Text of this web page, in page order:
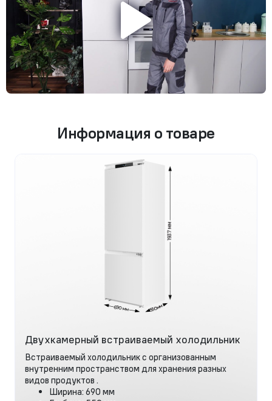
Информация о товаре
Двухкамерный встраиваемый холодильник
Встраиваемый холодильник с организованным
внутренним пространством для хранения разных
видов продуктов .
Ширина: 690 мм